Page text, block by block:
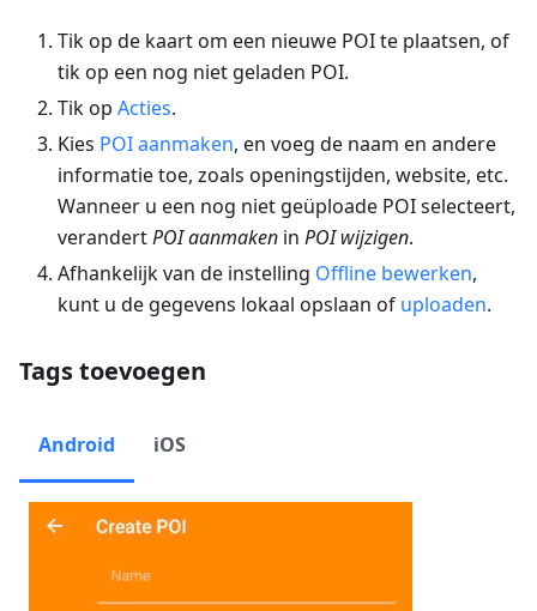
Tik op de kaart om een nieuwe POI te plaatsen, of
tik op een nog niet geladen POI.
Tik op Acties.
Kies POI aanmaken, en voeg de naam en andere
informatie toe, zoals openingstijden, website, etc.
Wanneer u een nog niet geüploade POI selecteert,
verandertPOI aanmaken in POI wijzigen.
Afhankelijk van de instelling Offline bewerken,
kunt u de gegevens lokaal opslaan of uploaden.
Tags toevoegen
Android iOS